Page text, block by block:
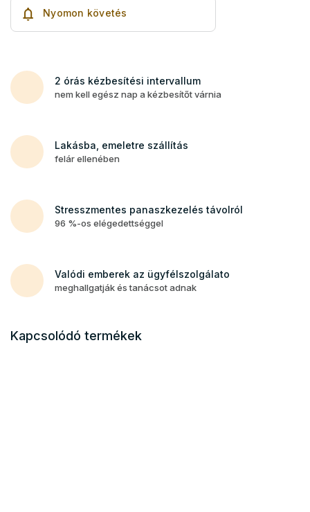
Nyomon követés
2 órás kézbesítési intervallum
nem kell egész nap a kézbesítőt várnia
Lakásba, emeletre szállítás
felár ellenében
Stresszmentes panaszkezelés távolról
96 %-os elégedettséggel
Valódi emberek az ügyfélszolgálato
meghallgatják és tanácsot adnak
Kapcsolódó termékek